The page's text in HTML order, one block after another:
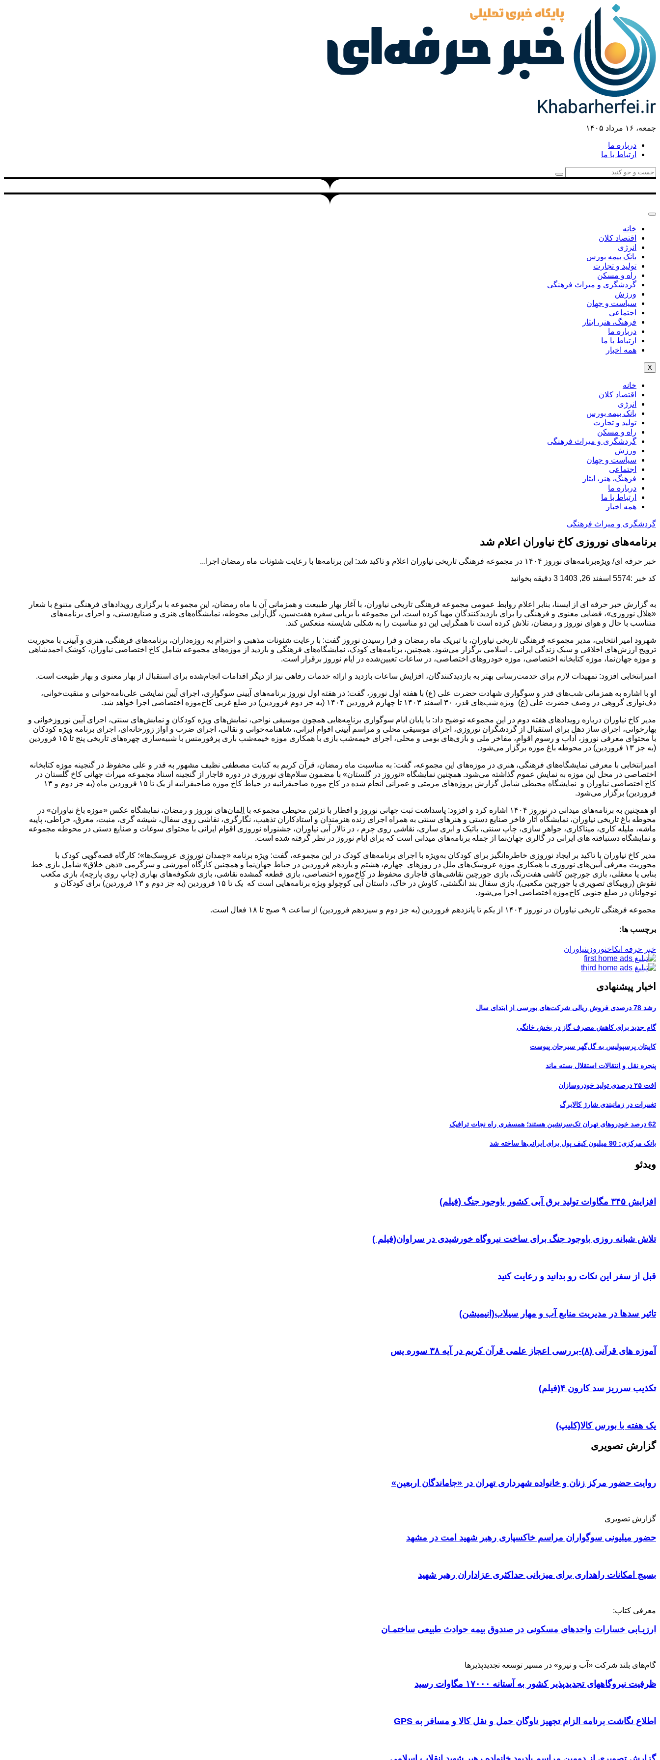
جمعه، ۱۶ مرداد ۱۴۰۵
درباره ما
ارتباط با ما
خانه
اقتصاد کلان
انرژی
بانک بیمه بورس
تولید و تجارت
راه و مسکن
گردشگری و میراث فرهنگی
ورزش
سیاست و جهان
اجتماعی
فرهنگ، هنر، ایثار
درباره ما
ارتباط با ما
همه اخبار
X
خانه
اقتصاد کلان
انرژی
بانک بیمه بورس
تولید و تجارت
راه و مسکن
گردشگری و میراث فرهنگی
ورزش
سیاست و جهان
اجتماعی
فرهنگ، هنر، ایثار
درباره ما
ارتباط با ما
همه اخبار
گردشگری و میراث فرهنگی
برنامه‌های نوروزی کاخ نیاوران اعلام شد
خبر حرفه ای/ ویژه‌برنامه‌های نوروز ۱۴۰۴ در مجموعه فرهنگی تاریخی نیاوران اعلام و تاکید شد: این برنامه‌ها با رعایت شئونات ماه رمضان اجرا...
کد خبر :5574 اسفند 26, 1403 3 دقیقه بخوانید
به گزارش خبر حرفه ای از ایسنا، بنابر اعلام روابط عمومی مجموعه فرهنگی تاریخی نیاوران، با آغاز بهار طبیعت و همزمانی آن با ماه رمضان، این مجموعه با برگزاری رویدادهای فرهنگی متنوع با شعار
«هلال نوروزی»، فضایی معنوی و فرهنگی را برای بازدیدکنندگان مهیا کرده است. این مجموعه با برپایی سفره هفت‌سین، گل‌آرایی محوطه، نمایشگاه‌های هنری و صنایع‌دستی، و اجرای برنامه‌های
متناسب با حال و هوای نوروز و رمضان، تلاش کرده است تا همگرایی این دو مناسبت را به شکلی شایسته منعکس کند.
شهرود امیر انتخابی، مدیر مجموعه فرهنگی تاریخی نیاوران، با تبریک ماه رمضان و فرا رسیدن نوروز گفت: با رعایت شئونات مذهبی و احترام به روزه‌داران، برنامه‌های فرهنگی، هنری و آیینی با محوریت
ترویج ارزش‌های اخلاقی و سبک زندگی ایرانی ـ اسلامی برگزار می‌شود. همچنین، برنامه‌های کودک، نمایشگاه‌های فرهنگی و بازدید از موزه‌های مجموعه شامل کاخ اختصاصی نیاوران، کوشک احمدشاهی
و موزه جهان‌نما، موزه کتابخانه اختصاصی، موزه خودروهای اختصاصی، در ساعات تعیین‌شده در ایام نوروز برقرار است.
امیرانتخابی افزود: تمهیدات لازم برای خدمت‌رسانی بهتر به بازدیدکنندگان، افزایش ساعات بازدید و ارائه خدمات رفاهی نیز از دیگر اقدامات انجام‌شده برای استقبال از بهار معنوی و بهار طبیعت است.
او با اشاره به همزمانی شب‌های قدر و سوگواری شهادت حضرت علی (ع) با هفته اول نوروز، گفت: در هفته اول نوروز برنامه‌های آیینی سوگواری، اجرای آیین نمایشی علی‌نامه‌خوانی و منقبت‌خوانی،
دف‌نوازی گروهی در وصف حضرت علی (ع) ویژه شب‌های قدر، ۳۰ اسفند ۱۴۰۳ تا چهارم فروردین ۱۴۰۴ (به جز دوم فروردین) در ضلع غربی کاخ‌موزه اختصاصی اجرا خواهد شد.
مدیر کاخ نیاوران درباره رویدادهای هفته دوم در این مجموعه توضیح داد: با پایان ایام سوگواری برنامه‌هایی همچون موسیقی نواحی، نمایش‌های ویژه کودکان و نمایش‌های سنتی، اجرای آیین نوروزخوانی و
بهارخوانی، اجرای ساز دهل برای استقبال از گردشگران نوروزی، اجرای موسیقی محلی و مراسم آیینی اقوام ایرانی، شاهنامه‌خوانی و نقالی، اجرای ضرب و آواز زورخانه‌ای، اجرای برنامه ویژه کودکان
با محتوای معرفی نوروز، آداب و رسوم اقوام، مفاخر ملی و بازی‌های بومی و محلی، اجرای خیمه‌شب بازی با همکاری موزه خیمه‌شب بازی پرفورمنس با شبیه‌سازی چهره‌های تاریخی پنج تا ۱۵ فروردین
(به جز ۱۳ فروردین) در محوطه باغ موزه برگزار می‌شود.
امیرانتخابی با معرفی نمایشگاه‌های فرهنگی، هنری در موزه‌های این مجموعه، گفت: به مناسبت ماه رمضان، قرآن کریم به کتابت مصطفی نظیف مشهور به قدر و علی محفوظ در گنجینه موزه کتابخانه
اختصاصی در محل این موزه به نمایش عموم گذاشته می‌شود. همچنین نمایشگاه «نوروز در گلستان» با مضمون سلام‌های نوروزی در دوره قاجار از گنجینه اسناد مجموعه میراث جهانی کاخ گلستان در
کاخ اختصاصی نیاوران و نمایشگاه محیطی شامل گزارش پروژه‌های مرمتی و عمرانی انجام شده در کاخ موزه صاحبقرانیه در حیاط کاخ موزه صاحبقرانیه از یک تا ۱۵ فروردین ماه (به جز دوم و ۱۳
فروردین) برگزار می‌شود.
او همچنین به برنامه‌های میدانی در نوروز ۱۴۰۴ اشاره کرد و افزود: پاسداشت ثبت جهانی نوروز و افطار با تزئین محیطی مجموعه با اِلِمان‌های نوروز و رمضان، نمایشگاه عکس «موزه باغ نیاوران» در
محوطه باغ تاریخی نیاوران، نمایشگاه آثار فاخر صنایع دستی و هنرهای سنتی به همراه اجرای زنده هنرمندان و استادکاران تذهیب، نگارگری، نقاشی روی سفال، شیشه گری، منبت، معرق، خراطی، پاپیه
ماشه، ملیله کاری، میناکاری، جواهر سازی، چاپ سنتی، باتیک و ابری سازی، نقاشی روی چرم ، در تالار آبی نیاوران، جشنوراه نوروزی اقوام ایرانی با محتوای سوغات و صنایع دستی در محوطه مجموعه
و نمایشگاه دستبافته های ایرانی در گالری جهان‌نما از جمله برنامه‌های میدانی است که برای ایام نوروز در نظر گرفته شده است.
مدیر کاخ نیاوران با تاکید بر ایجاد نوروزی خاطره‌انگیز برای کودکان به‌ویژه با اجرای برنامه‌های کودک در این مجموعه، گفت: ویژه برنامه «چمدان نوروزی عروسک‌ها»؛ کارگاه قصه‌گویی کودک با
محوریت معرفی آیین‌های نوروزی با همکاری موزه عروسک‌های ملل در روزهای چهارم، هشتم و یازدهم فروردین در حیاط جهان‌نما و همچنین کارگاه آموزشی و سرگرمی «ذهن خلاق» شامل بازی خط
بنایی یا معقلی، بازی جورچین کاشی هفت‌رنگ، بازی جورچین نقاشی‌های قاجاری محفوظ در کاخ‌موزه اختصاصی، بازی قطعه گمشده نقاشی، بازی شکوفه‌های بهاری (چاپ روی پارچه)، بازی مکعب
نقوش (روبیکای تصویری یا جورچین مکعبی)، بازی سفال بند انگشتی، کاوش در خاک، داستان آبی کوچولو ویژه برنامه‌هایی است که یک تا ۱۵ فروردین (به جز دوم و ۱۳ فروردین) برای کودکان و
نوجوانان در ضلع جنوبی کاخ‌موزه اختصاصی اجرا می‌شود.
مجموعه فرهنگی تاریخی نیاوران در نوروز ۱۴۰۴ از یکم تا پانزدهم فروردین (به جز دوم و سیزدهم فروردین) از ساعت ۹ صبح تا ۱۸ فعال است.
برچسب ها:
خبر حرفه ایکاخنوروزینیاوران
اخبار پیشنهادی
رشد 78 درصدی فروش ریالی شرکت‌های بورسی از ابتدای سال
گام جدید برای کاهش مصرف گاز در بخش خانگی
کاپیتان پرسپولیس به گل‌گهر سیرجان پیوست
پنجره‌ نقل و انتقالات استقلال بسته ماند
افت ۲۵ درصدی تولید خودروسازان
تغییرات در زمانبندی‌ شارژ کالابرگ
62 درصد خودروهای تهران تک‌سرنشین‌ هستند؛ همسفری راه نجات ترافیک
بانک مرکزی: 90 میلیون کیف پول برای ایرانی‌ها ساخته شد
ویدئو
افزایش ۳۴۵ مگاوات تولید برق آبی کشور باوجود جنگ (فیلم)
تلاش شبانه روزی باوجود جنگ برای ساخت نیروگاه خورشیدی در سراوان(فیلم )
قبل از سفر این نکات رو بدانید و رعایت کنید ‌
تاثیر سدها در مدیریت منابع آب و مهار سیلاب(انیمیشن)
آموزه های قرآنی (۸)-بررسی اعجاز علمی قرآن کریم در آیه ۳۸ سوره یس
تکذیب سرریز سد کارون ۴(فیلم)
یک هفته با بورس کالا(کلیپ)
گزارش تصویری
روایت حضور مرکز زنان و خانواده شهرداری تهران در «جاماندگان اربعین»
گزارش تصویری
حضور میلیونی سوگواران مراسم خاکسپاری رهبر شهید امت در مشهد
بسیج امکانات راهداری برای میزبانی حداکثری عزاداران رهبر شهید
معرفی کتاب:
ارزیـابی خسارات واحدهای مسکونی در صندوق بیمه حوادث طبیعی ساختمـان
گام‌های بلند شرکت «آب و نیرو» در مسیر توسعه تجدیدپذیرها
ظرفیت نیروگاههای تجدیدپذیر کشور به آستانه ۱۷۰۰۰ مگاوات رسید
اطلاع نگاشت برنامه الزام تجهیز ناوگان حمل و نقل کالا و مسافر به GPS